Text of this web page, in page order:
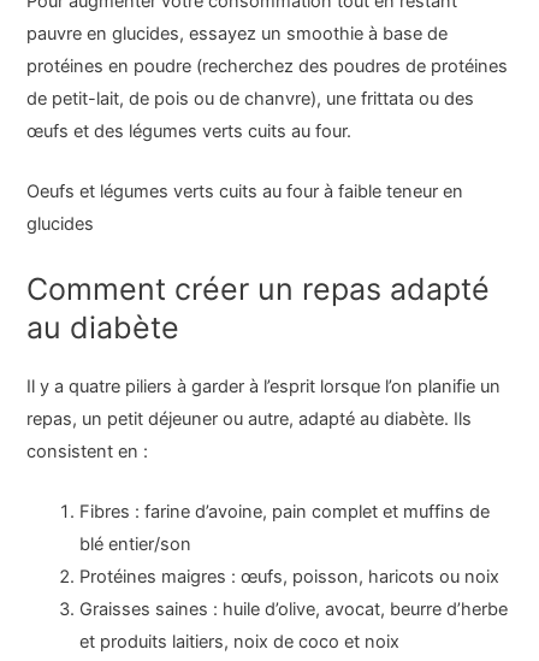
pauvre en glucides, essayez un smoothie à base de
protéines en poudre (recherchez des poudres de protéines
de petit-lait, de pois ou de chanvre), une frittata ou des
œufs et des légumes verts cuits au four.
Oeufs et légumes verts cuits au four à faible teneur en
glucides
Comment créer un repas adapté
au diabète
Il y a quatre piliers à garder à l’esprit lorsque l’on planifie un
repas, un petit déjeuner ou autre, adapté au diabète. Ils
consistent en :
Fibres : farine d’avoine, pain complet et muffins de
blé entier/son
Protéines maigres : œufs, poisson, haricots ou noix
Graisses saines : huile d’olive, avocat, beurre d’herbe
et produits laitiers, noix de coco et noix